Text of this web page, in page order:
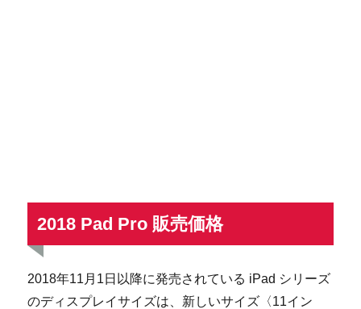
2018 Pad Pro 販売価格
2018年11月1日以降に発売されている iPad シリーズ
のディスプレイサイズは、新しいサイズ〈11イン